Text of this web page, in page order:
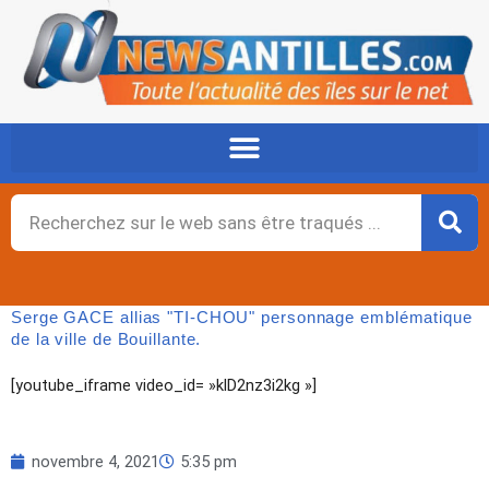
contenu
Rechercher
Serge GACE allias "TI-CHOU" personnage emblématique
de la ville de Bouillante.
[youtube_iframe video_id= »klD2nz3i2kg »]
novembre 4, 2021 5:35 pm